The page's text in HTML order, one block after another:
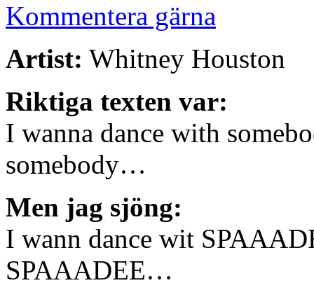
Kommentera gärna
Artist: Whitney Houston
Riktiga texten var:
I wanna dance with
somebody…
Men jag sjöng:
I wann dance wit
SPAAADEE…